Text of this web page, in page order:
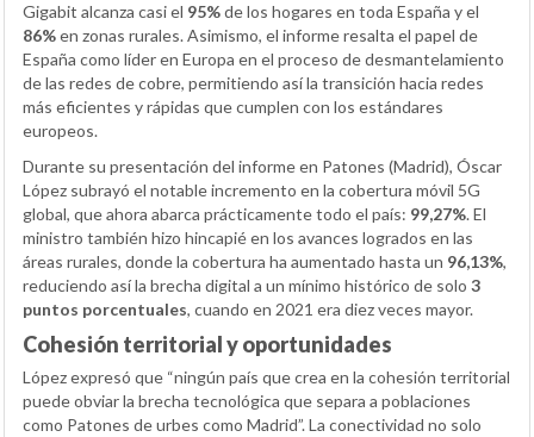
Gigabit alcanza casi el 95%de los hogares en toda España y el
86%en zonas rurales. Asimismo, el informe resalta el papel de
España como líder en Europa en el proceso de desmantelamiento
de las redes de cobre, permitiendo así la transición hacia redes
más eficientes y rápidas que cumplen con los estándares
europeos.
Durante su presentación del informe en Patones (Madrid), Óscar
López subrayó el notable incremento en la cobertura móvil 5G
global, que ahora abarca prácticamente todo el país: 99,27%. El
ministro también hizo hincapié en los avances logrados en las
áreas rurales, donde la cobertura ha aumentado hasta un 96,13%,
reduciendo así la brecha digital a un mínimo histórico de solo 3
puntos porcentuales, cuando en 2021 era diez veces mayor.
Cohesión territorial y oportunidades
López expresó que “ningún país que crea en la cohesión territorial
puede obviar la brecha tecnológica que separa a poblaciones
como Patones de urbes como Madrid”. La conectividad no solo